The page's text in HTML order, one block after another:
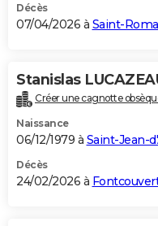
BONS PLANS
Carte de Noël
Carte Bonne année
Carte Saint-Valentin
Carte Pâques
Carte d'anniversaire
DICTIONNAIRE
Dictionnaire
Biographies
Citations
Expressions
Proverbes
PROGRAMME TV
S'inscrire
Se connecter
Lycées
Collèges
Primaires
Universités
Entreprises
Service militaire
Avis de recherche
AVIS DE DÉCÈS
Décès
07/04/2026 à Saint-
Stanislas
Créer une cagnotte
Naissance
06/12/1979 à Saint-Jean-
Décès
24/02/2026 à